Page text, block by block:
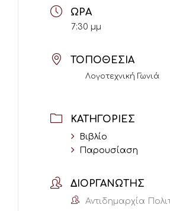
ΏΡΑ
7:30 μμ
ΤΟΠΟΘΕΣΊΑ
Λογοτεχνική Γωνιά
ΚΑΤΗΓΟΡΊΕΣ
Βιβλίο
Παρουσίαση
ΔΙΟΡΓΑΝΩΤΉΣ
Αντιδημαρχία